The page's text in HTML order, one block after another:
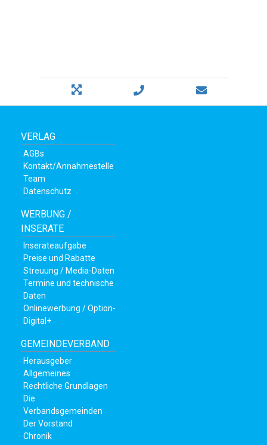
VERLAG
AGBs
Kontakt/Annahmestelle
Team
Datenschutz
WERBUNG /
INSERATE
Inserateaufgabe
Preise und Rabatte
Streuung / Media-Daten
Termine und technische
Daten
Onlinewerbung / Option-
Digital+
GEMEINDEVERBAND
Herausgeber
Allgemeines
Rechtliche Grundlagen
Die
Verbandsgemeinden
Der Vorstand
Chronik